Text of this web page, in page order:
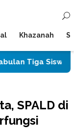
Khazanah
SD Serap
SPALD di